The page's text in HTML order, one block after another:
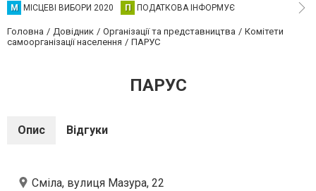
М МІСЦЕВІ ВИБОРИ 2020 П ПОДАТКОВА ІНФОРМУЄ
Головна Довідник Організації та представництва
Комітети
самоорганізації населення
ПАРУС
ПАРУС
Опис Відгуки
Сміла, вулиця Мазура, 22